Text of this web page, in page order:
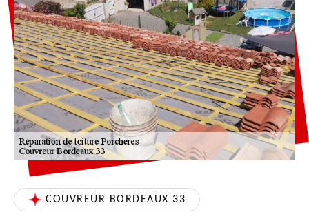
COUVREUR BORDEAUX 33